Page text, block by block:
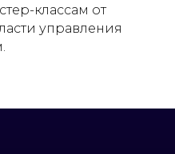
классам от
управления